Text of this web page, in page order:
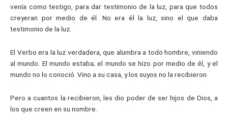
venía como testigo, para dar testimonio de la luz, para que todos
creyeran por medio de él. No era él la luz, sino el que daba
testimonio de la luz.
El Verbo era la luz verdadera, que alumbra a todo hombre, viniendo
al mundo. El mundo estaba; el mundo se hizo por medio de él, y el
mundo no lo conoció. Vino a su casa, y los suyos no la recibieron.
Pero a cuantos la recibieron, les dio poder de ser hijos de Dios, a
los que creen en su nombre.